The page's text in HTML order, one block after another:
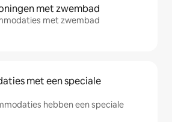
met zwembad
met zwembad
met een speciale
hebben een speciale